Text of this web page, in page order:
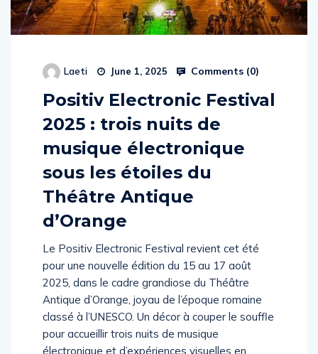
Laeti June 1, 2025 Comments (0)
Positiv Electronic Festival
2025 : trois nuits de
musique électronique
sous les étoiles du
Théâtre Antique
d’Orange
Le Positiv Electronic Festival revient cet été
pour une nouvelle édition du 15 au 17 août
2025, dans le cadre grandiose du Théâtre
Antique d’Orange, joyau de l’époque romaine
classé à l’UNESCO. Un décor à couper le souffle
pour accueillir trois nuits de musique
électronique et d’expériences visuelles en